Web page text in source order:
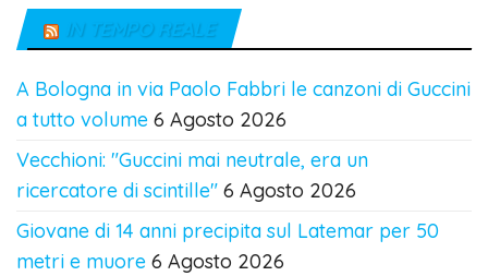
IN TEMPO REALE
A Bologna in via Paolo Fabbri le canzoni di Guccini
a tutto volume 6 Agosto 2026
Vecchioni: "Guccini mai neutrale, era un
ricercatore di scintille" 6 Agosto 2026
Giovane di 14 anni precipita sul Latemar per 50
metri e muore 6 Agosto 2026